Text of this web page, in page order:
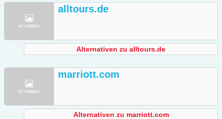
alltours.de
Alternativen zu alltours.de
marriott.com
Alternativen zu marriott.com